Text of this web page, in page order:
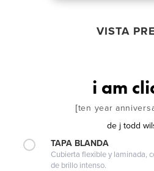
VISTA
i am
[ten year
de j todd
TAPA BLANDA
Cubierta flexible y laminada,
de brillo intenso.